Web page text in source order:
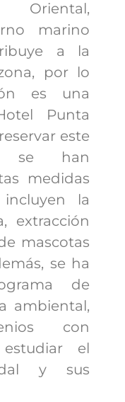
Oriental,
marino
a la
por lo
es una
Punta
este
se han
medidas
la
extracción
mascotas
se ha
de
ambiental,
con
el
y sus